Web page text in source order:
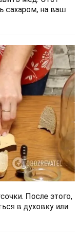
сахаром, на ваш
После этого,
в духовку или